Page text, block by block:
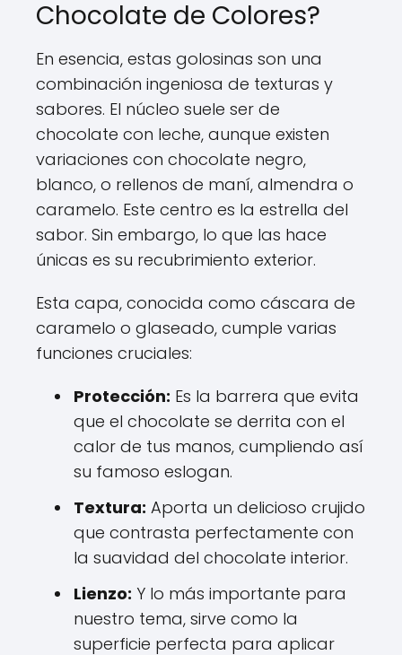
Chocolate de Colores?
En esencia, estas golosinas son una
combinación ingeniosa de texturas y
sabores. El núcleo suele ser de
chocolate con leche, aunque existen
variaciones con chocolate negro,
blanco, o rellenos de maní, almendra o
caramelo. Este centro es la estrella del
sabor. Sin embargo, lo que las hace
únicas es su recubrimiento exterior.
Esta capa, conocida como cáscara de
caramelo o glaseado, cumple varias
funciones cruciales:
Protección: Es la barrera que evita
que el chocolate se derrita con el
calor de tus manos, cumpliendo así
su famoso eslogan.
Textura: Aporta un delicioso crujido
que contrasta perfectamente con
la suavidad del chocolate interior.
Lienzo: Y lo más importante para
nuestro tema, sirve como la
superficie perfecta para aplicar